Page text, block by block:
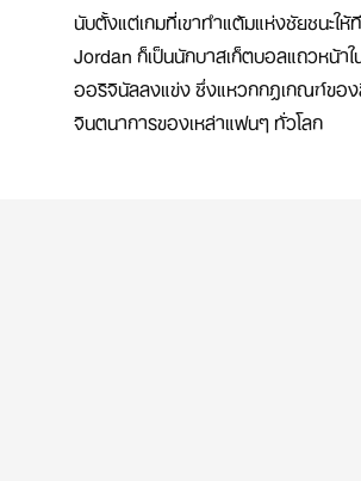
นับตั้งแต่เกมที่เขาทำแต้มแห่งชัยชนะใ
Jordan ก็เป็นนักบาสเก็ตบอลแถวหน้า
ออริจินัลลงแข่ง ซึ่งแหวกกฎเกณฑ์ขอ
จินตนาการของเหล่าแฟนๆ ทั่วโลก